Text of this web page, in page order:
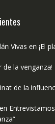
Vivas en ¡El
de la venganza!
de la
en